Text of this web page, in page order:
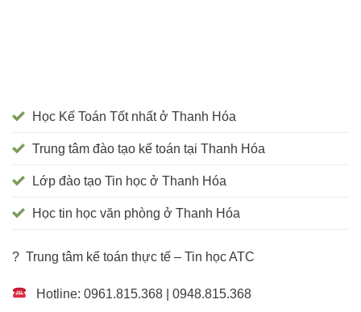
Học Kế Toán Tốt nhất ở Thanh Hóa
Trung tâm đào tạo kế toán tại Thanh Hóa
Lớp đào tạo Tin học ở Thanh Hóa
Học tin học văn phòng ở Thanh Hóa
? Trung tâm kế toán thực tế – Tin học ATC
Hotline: 0961.815.368 | 0948.815.368